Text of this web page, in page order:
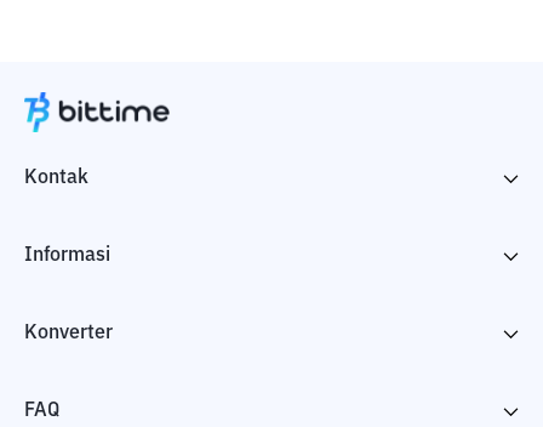
Kontak
Informasi
Konverter
FAQ